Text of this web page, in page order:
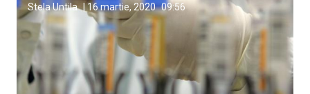
Stela Untila |16 martie, 2020 09:56